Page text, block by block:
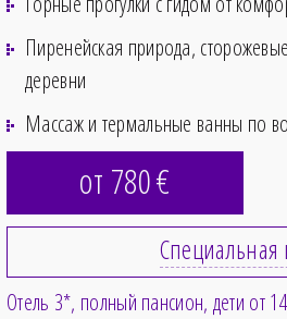
Пиренейская природа,
деревни
Массаж и термальные ванны по
от 780€
Специальная
Отель 3* полный пансион дети от